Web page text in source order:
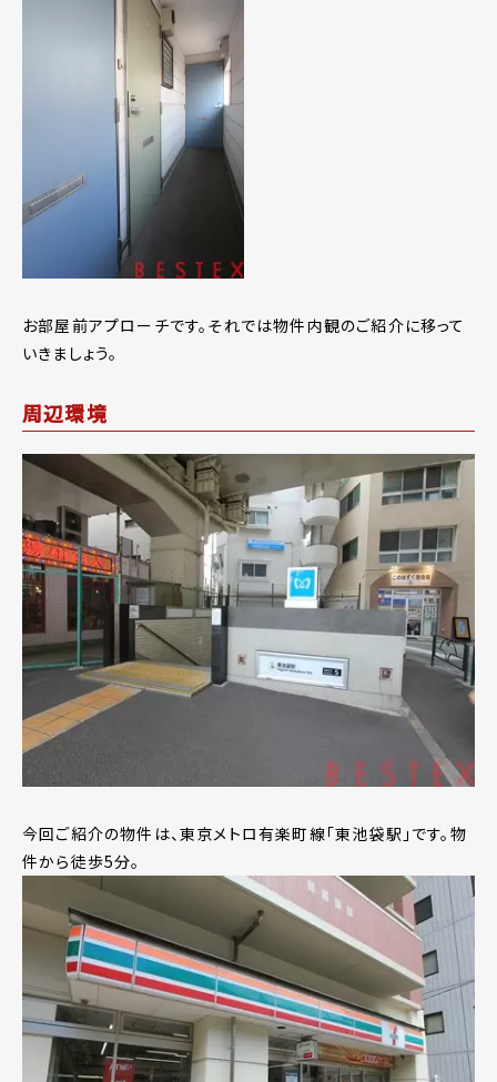
お部屋前アプローチです。それでは物件内観のご紹介に移って
いきましょう。
周辺環境
今回ご紹介の物件は、東京メトロ有楽町線「東池袋駅」です。物
件から徒歩5分。